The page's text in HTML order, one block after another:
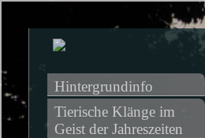
Hintergrundinfo
Tierische Klänge im
Geist der Jahreszeiten